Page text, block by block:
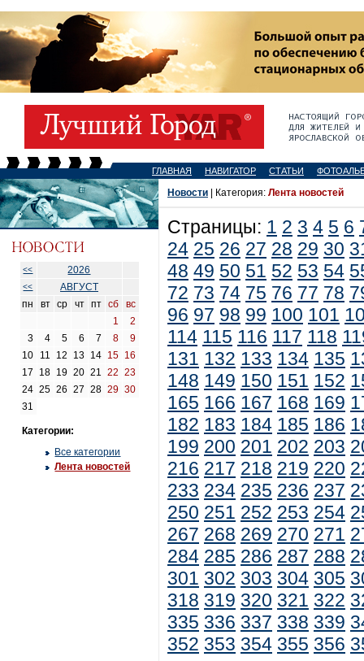
ГЛАВНАЯ НАВИГАТОР СТАТЬИ
<< 2026
<<
АВГУСТ
пн
вт ср чт пт сб
вс
1
2
3
4 5 6 7 8
9
10
11 12 13 14 15 16
17
18 19 20 21 22
23
24 25 26 27 28 29 30
31
Категории:
Все категории
Лента новостей
Новости | Категория: Лента новостей
Страницы: 1 2 3 4 5 6
24 25 26 27 28 29 30
48 49 50 51 52 53 54
72 73 74 75 76 77 78
96 97 98 99 100 101
114 115 116 117 118
131 132 133 134 135
148 149 150 151 152
165 166 167 168 169
182 183 184 185 186
199 200 201 202 203
216 217 218 219 220
233 234 235 236 237
250 251 252 253 254
267 268 269 270 271
284 285 286 287 288
301 302 303 304 305
318 319 320 321 322
335 336 337 338 339
352 353 354 355 356